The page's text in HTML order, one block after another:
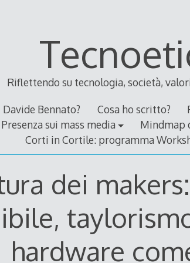
Riflettendo su tecnologia, società,
Davide Bennato? Cosa ho scritto?
Presenza sui mass media
Mindmap
Corti in Cortile: programma
dei
hardware